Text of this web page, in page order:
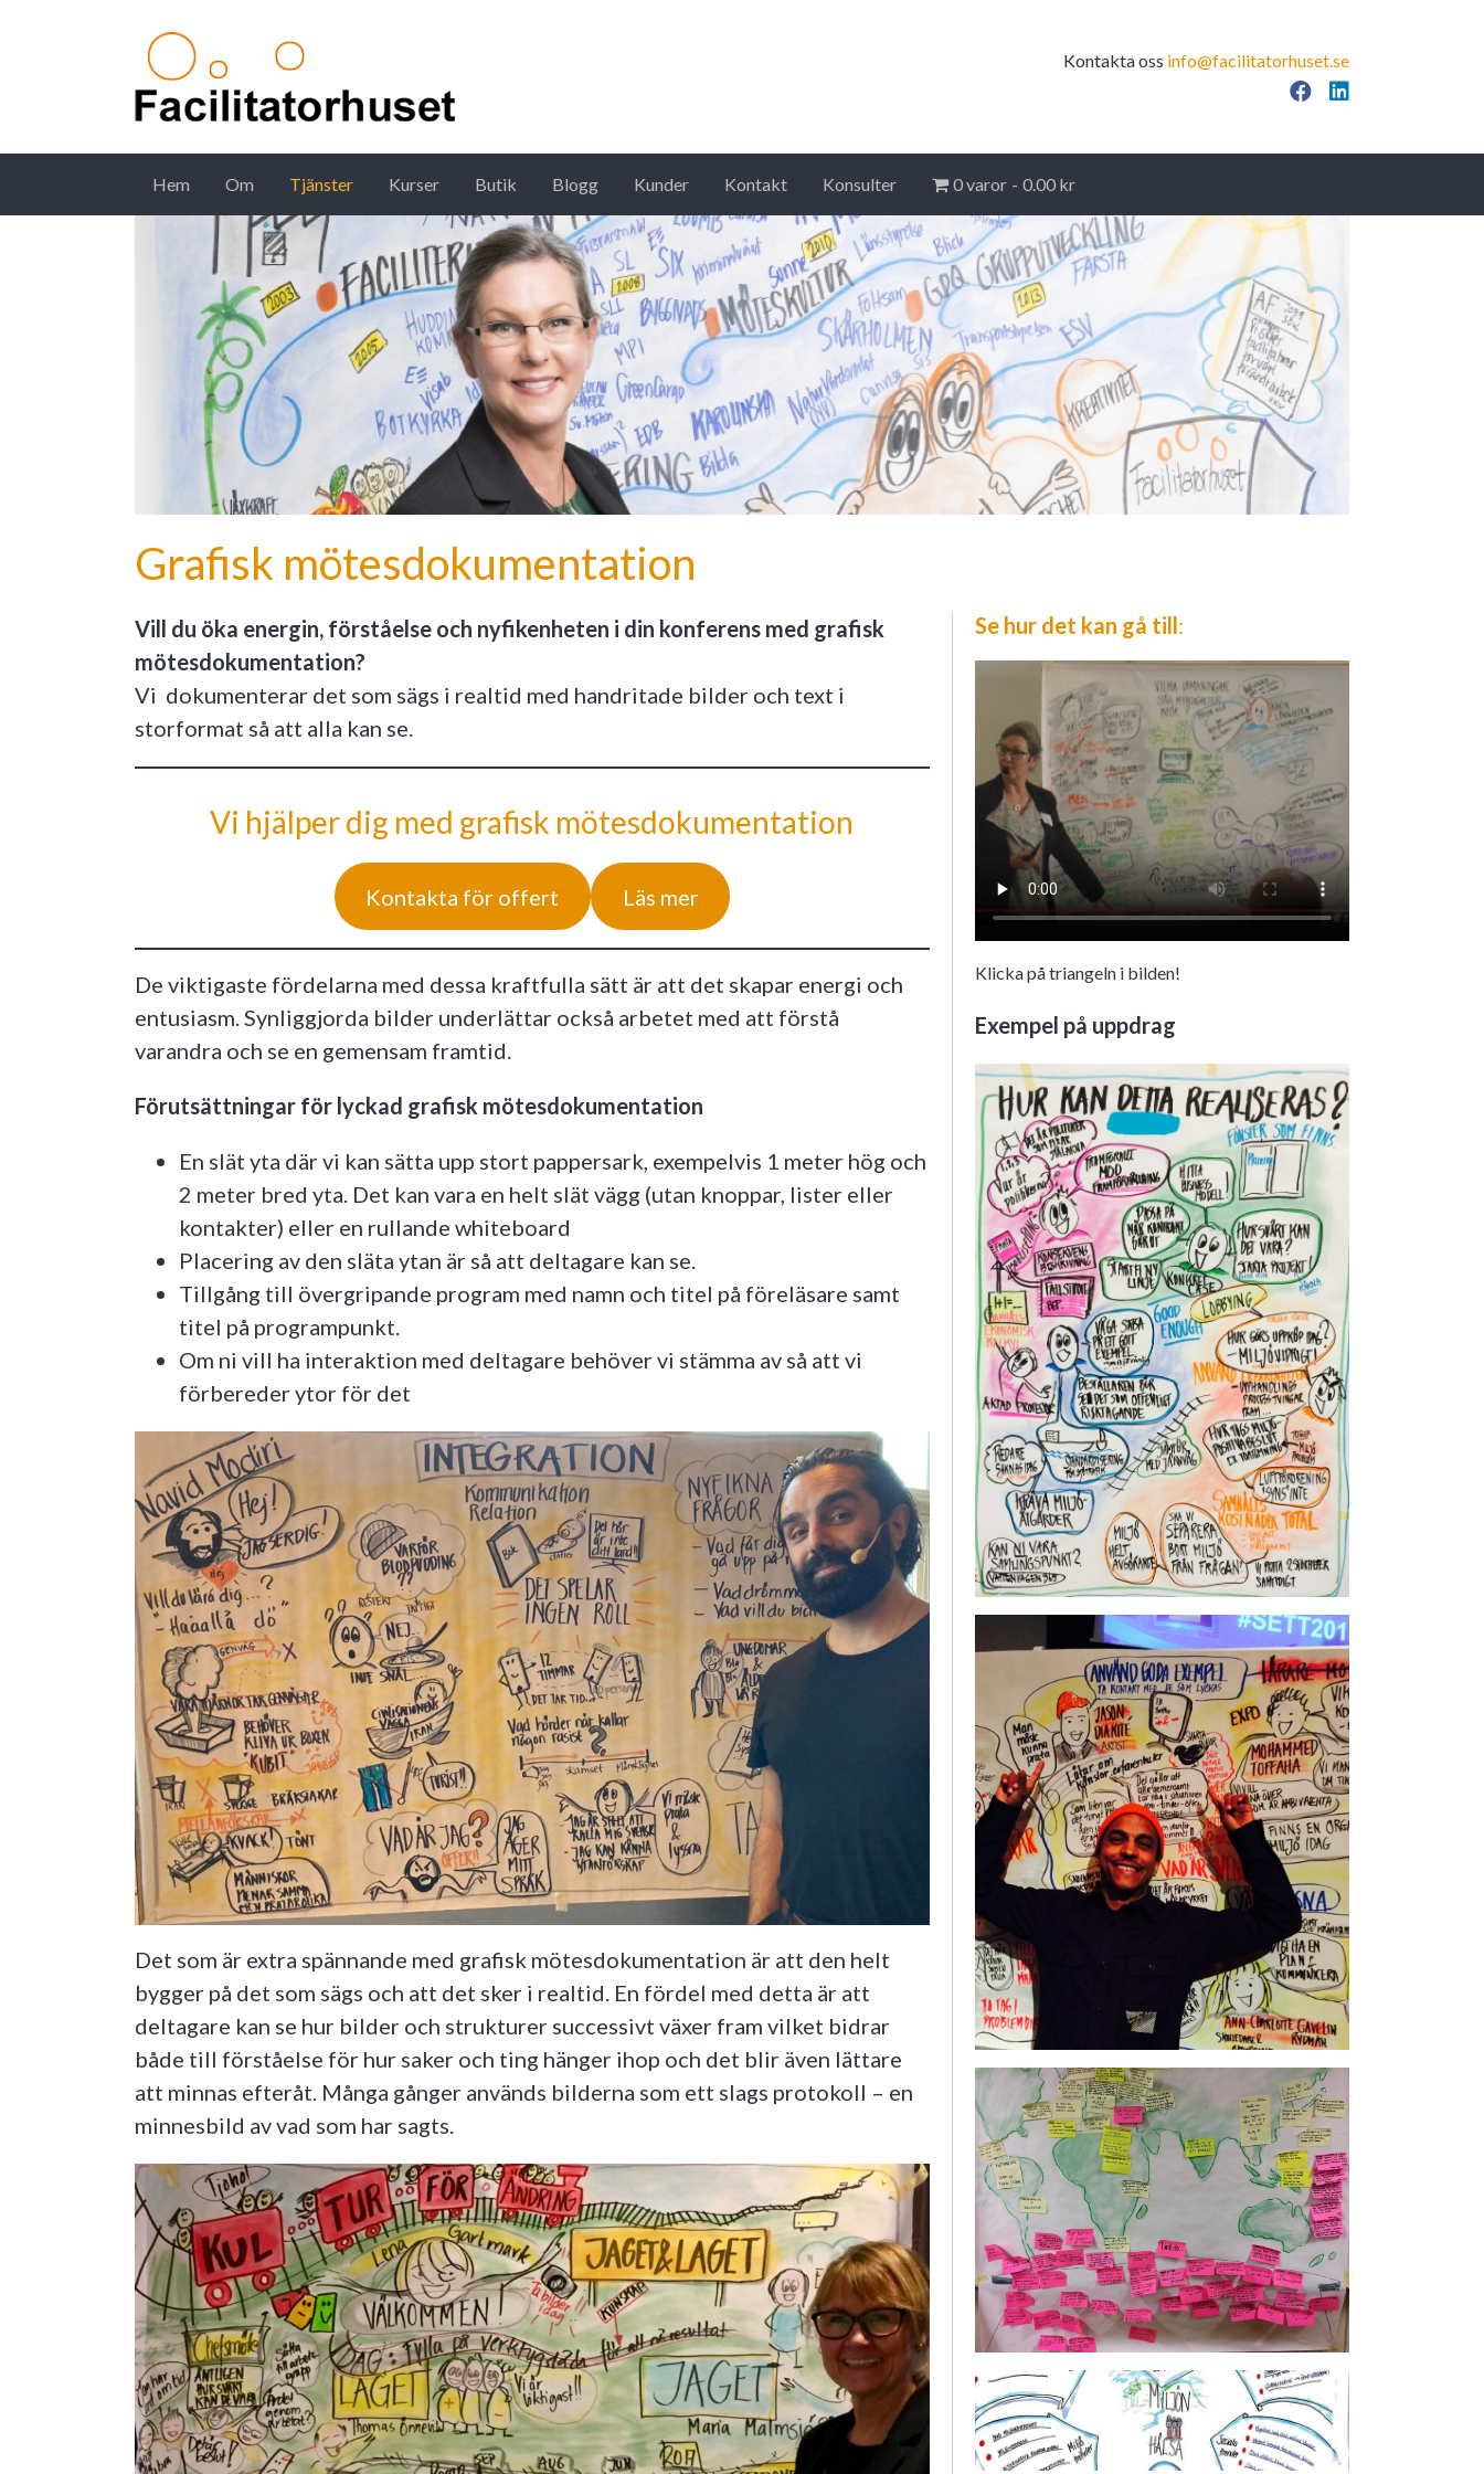
Kontakta oss info@facilitatorhuset.se
Facebook
LinkedIn
Main Navigation
Hem Om Tjänster Kurser Butik Blogg Kunder Kontakt Konsulter 0 varor 0.00 kr
Grafisk mötesdokumentation
Vill du öka energin, förståelse och nyfikenheten i din konferens med grafisk
mötesdokumentation?
Vi dokumenterar det som sägs i realtid med handritade bilder och text i
storformat så att alla kan se.
Vi hjälper dig med grafisk mötesdokumentation
Kontakta för offert Läs mer
De viktigaste fördelarna med dessa kraftfulla sätt är att det skapar energi och
entusiasm. Synliggjorda bilder underlättar också arbetet med att förstå
varandra och se en gemensam framtid.
Förutsättningar för lyckad grafisk mötesdokumentation
En slät yta där vi kan sätta upp stort pappersark, exempelvis 1 meter hög och
2 meter bred yta. Det kan vara en helt slät vägg (utan knoppar, lister eller
kontakter) eller en rullande whiteboard
Placering av den släta ytan är så att deltagare kan se.
Tillgång till övergripande program med namn och titel på föreläsare samt
titel på programpunkt.
Om ni vill ha interaktion med deltagare behöver vi stämma av så att vi
förbereder ytor för det
Det som är extra spännande med grafisk mötesdokumentation är att den helt
bygger på det som sägs och att det sker i realtid. En fördel med detta är att
deltagare kan se hur bilder och strukturer successivt växer fram vilket bidrar
både till förståelse för hur saker och ting hänger ihop och det blir även lättare
att minnas efteråt. Många gånger används bilderna som ett slags protokoll – en
minnesbild av vad som har sagts.
Se hur det kan gå till:
Klicka på triangeln i bilden!
Exempel på uppdrag